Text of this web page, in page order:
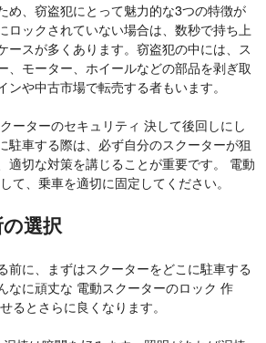
め、窃盗犯にとって魅力的な3つの特徴が
ロックされていない場合は、数秒で持ち上
ースが多くあります。窃盗犯の中には、ス
、モーター、ホイールなどの部品を剥ぎ取
ンや中古市場で転売する者もいます。
ーターのセキュリティ 決して後回しにし
駐車する際は、必ず自分のスクーターが狙
適切な対策を講じることが重要です。 電動
て、乗車を適切に固定してください。
選択
前に、まずはスクーターをどこに駐車する
なに頑丈な 電動スクーターのロック 作
るとさらに良くなります。